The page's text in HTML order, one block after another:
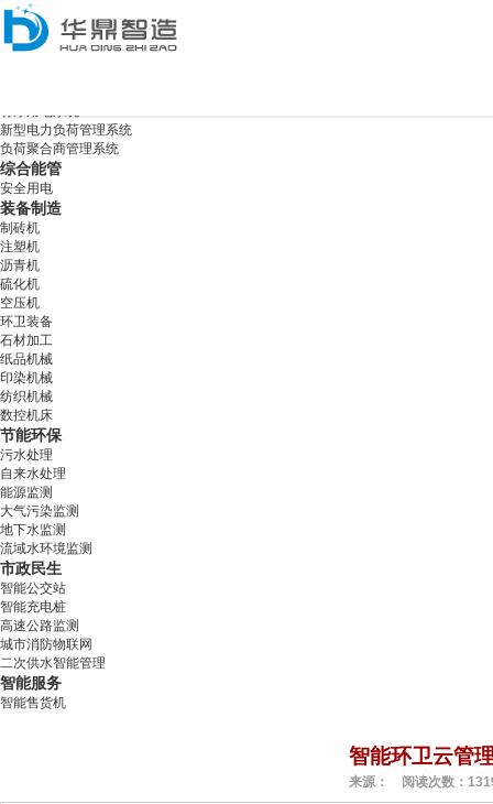
新型电力负荷管理系统
负荷聚合商管理系统
综合能管
安全用电
装备制造
制砖机
注塑机
沥青机
硫化机
空压机
环卫装备
石材加工
纸品机械
印染机械
纺织机械
数控机床
节能环保
污水处理
自来水处理
能源监测
大气污染监测
地下水监测
流域水环境监测
市政民生
智能公交站
智能充电桩
高速公路监测
城市消防物联网
二次供水智能管理
智能服务
智能售货机
智能环卫云管
来源： 阅读次数：